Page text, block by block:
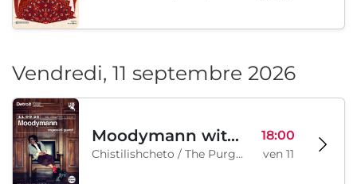
Vendredi, 11 septembre 2026
Moodymann with special guests
Chistilishcheto / The Purgatory, Sofia, BG
18:00
ven 11